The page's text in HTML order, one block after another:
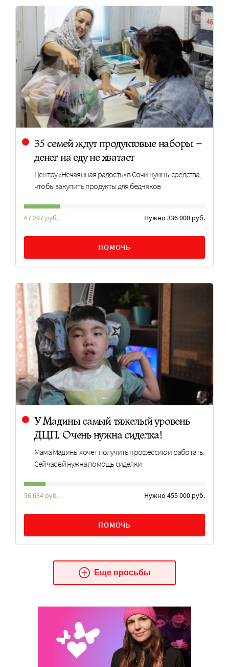
35 семей ждут продуктовые наборы –
денег на еду не хватает
Центру «Нечаянная радость» в Сочи нужны средства,
чтобы закупить продукты для бедняков
67 297 руб. Нужно 336 000 руб.
ПОМОЧЬ
У Мадины самый тяжелый уровень
ДЦП. Очень нужна сиделка!
Мама Мадины хочет получить профессию и работать.
Сейчас ей нужна помощь сиделки
56 634 руб. Нужно 455 000 руб.
ПОМОЧЬ
Еще просьбы